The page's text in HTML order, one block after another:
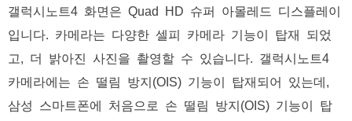
갤럭시노트4 화면은 Quad HD 슈퍼 아몰레드 디스플레이
입니다. 카메라는 다양한 셀피 카메라 기능이 탑재 되었
고, 더 밝아진 사진을 촬영할 수 있습니다. 갤럭시노트4
카메라에는 손 떨림 방지(OIS) 기능이 탑재되어 있는데,
삼성 스마트폰에 처음으로 손 떨림 방지(OIS) 기능이 탑